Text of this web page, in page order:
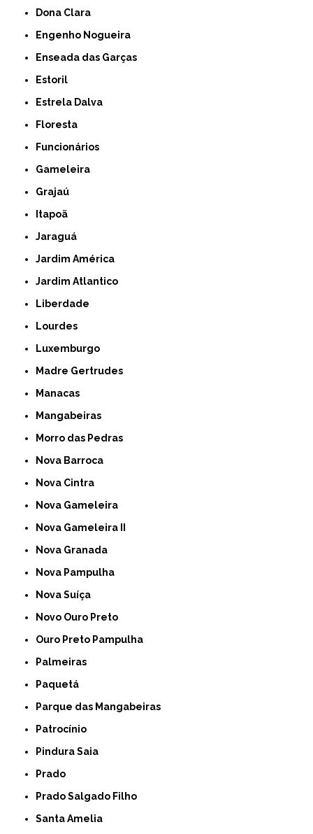
Dona Clara
Engenho Nogueira
Enseada das Garças
Estoril
Estrela Dalva
Floresta
Funcionários
Gameleira
Grajaú
Itapoã
Jaraguá
Jardim América
Jardim Atlantico
Liberdade
Lourdes
Luxemburgo
Madre Gertrudes
Manacas
Mangabeiras
Morro das Pedras
Nova Barroca
Nova Cintra
Nova Gameleira
Nova Gameleira II
Nova Granada
Nova Pampulha
Nova Suíça
Novo Ouro Preto
Ouro Preto Pampulha
Palmeiras
Paquetá
Parque das Mangabeiras
Patrocínio
Pindura Saia
Prado
Prado Salgado Filho
Santa Amelia